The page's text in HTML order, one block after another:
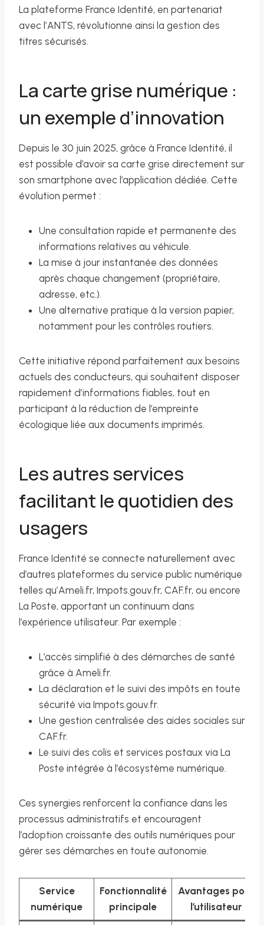
La plateforme France Identité, en partenariat
avec l’ANTS, révolutionne ainsi la gestion des
titres sécurisés.
La carte grise numérique :
un exemple d’innovation
Depuis le 30 juin 2025, grâce à France Identité, il
est possible d’avoir sa carte grise directement sur
son smartphone avec l’application dédiée. Cette
évolution permet :
Une consultation rapide et permanente des
informations relatives au véhicule.
La mise à jour instantanée des données
après chaque changement (propriétaire,
adresse, etc.).
Une alternative pratique à la version papier,
notamment pour les contrôles routiers.
Cette initiative répond parfaitement aux besoins
actuels des conducteurs, qui souhaitent disposer
rapidement d’informations fiables, tout en
participant à la réduction de l’empreinte
écologique liée aux documents imprimés.
Les autres services
facilitant le quotidien des
usagers
France Identité se connecte naturellement avec
d’autres plateformes du service public numérique
telles qu’Ameli.fr, Impots.gouv.fr, CAF.fr, ou encore
La Poste, apportant un continuum dans
l’expérience utilisateur. Par exemple :
L’accès simplifié à des démarches de santé
grâce à Ameli.fr.
La déclaration et le suivi des impôts en toute
sécurité via Impots.gouv.fr.
Une gestion centralisée des aides sociales sur
CAF.fr.
Le suivi des colis et services postaux via La
Poste intégrée à l’écosystème numérique.
Ces synergies renforcent la confiance dans les
processus administratifs et encouragent
l’adoption croissante des outils numériques pour
gérer ses démarches en toute autonomie.
Service
numérique
Fonctionnalité
principale
Avantages pour
l’utilisateur